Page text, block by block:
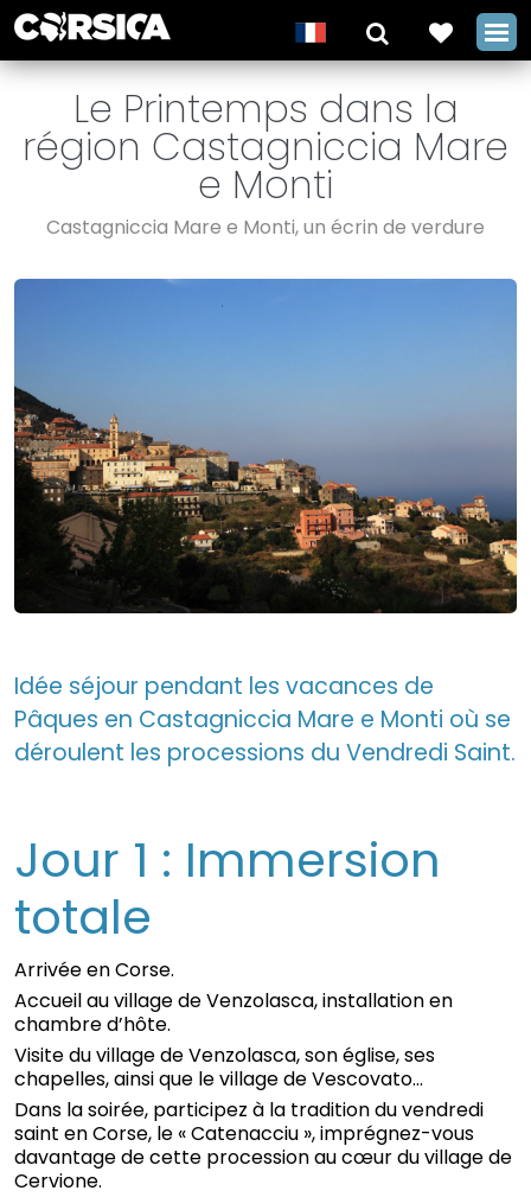
Le Printemps dans la
région Castagniccia Mare
e Monti
Castagniccia Mare e Monti, un écrin de verdure
Idée séjour pendant les vacances de
Pâques en Castagniccia Mare e Monti où se
déroulent les processions du Vendredi Saint.
Jour 1 : Immersion
totale
Arrivée en Corse.
Accueil au village de Venzolasca, installation en
chambre d’hôte.
Visite du village de Venzolasca, son église, ses
chapelles, ainsi que le village de Vescovato…
Dans la soirée, participez à la tradition du vendredi
saint en Corse, le « Catenacciu », imprégnez-vous
davantage de cette procession au cœur du village de
Cervione.